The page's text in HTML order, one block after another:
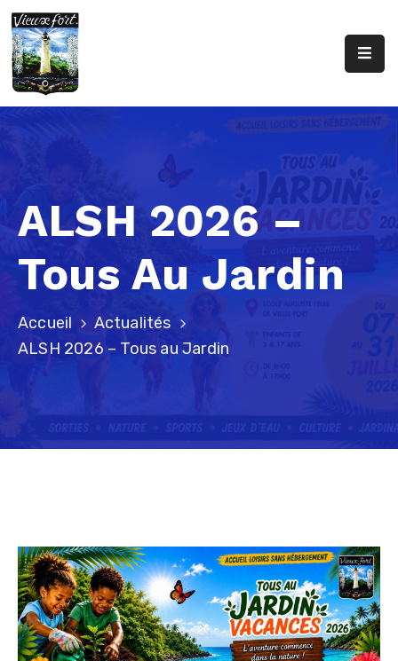
Accueil
Caisse
Des
Écoles
De
Santé
ALSH 2026 –
Tous Au Jardin
Accueil
Actualités
ALSH 2026 – Tous au Jardin